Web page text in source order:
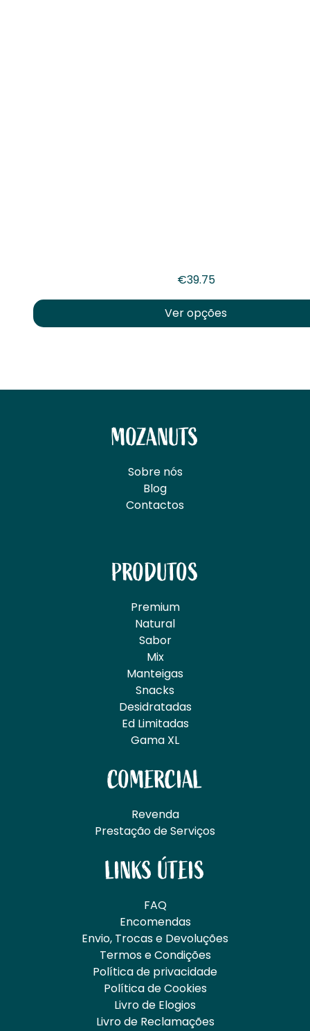
€39.75
Ver opções
MOZANUTS
Sobre nós
Blog
Contactos
PRODUTOS
Premium
Natural
Sabor
Mix
Manteigas
Snacks
Desidratadas
Ed Limitadas
Gama XL
COMERCIAL
Revenda
Prestação de Serviços
LINKS ÚTEIS
FAQ
Encomendas
Envio, Trocas e Devoluções
Termos e Condições
Política de privacidade
Política de Cookies
Livro de Elogios
Livro de Reclamações